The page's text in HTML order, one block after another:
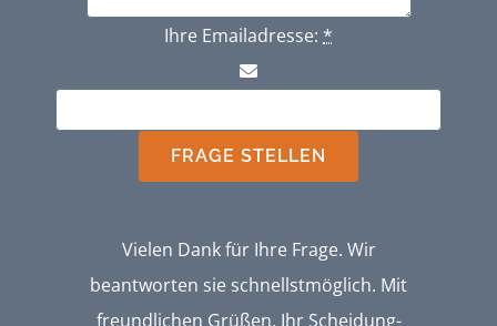
Ihre Emailadresse: *
FRAGE STELLEN
Vielen Dank für Ihre Frage. Wir
beantworten sie schnellstmöglich. Mit
freundlichen Grüßen, Ihr Scheidung-